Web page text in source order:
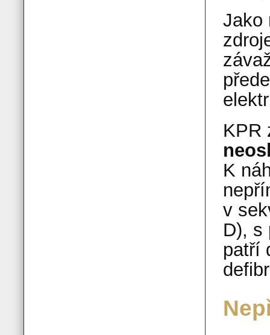
Jako
KPR
K
v
D), s
patří